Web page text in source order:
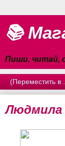
📚
Пиши, читай,
Людмила